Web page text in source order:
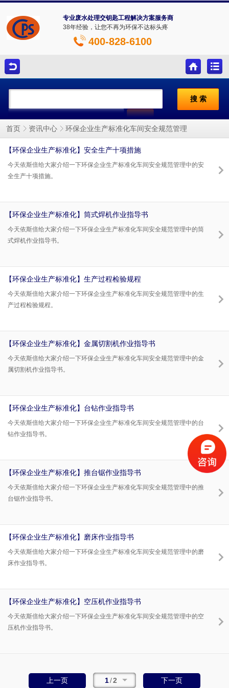
专业废水处理交钥匙工程解决方案服务商
38年经验，让您不再为环保不达标头疼
400-828-6100
首页 资讯中心 环保企业生产标准化车间安全规范管理
【环保企业生产标准化】安全生产十项措施
今天依斯倍给大家介绍一下环保企业生产标准化车间安全规范管理中的安
全生产十项措施。
【环保企业生产标准化】筒式焊机作业指导书
今天依斯倍给大家介绍一下环保企业生产标准化车间安全规范管理中的筒
式焊机作业指导书。
【环保企业生产标准化】生产过程检验规程
今天依斯倍给大家介绍一下环保企业生产标准化车间安全规范管理中的生
产过程检验规程。
【环保企业生产标准化】金属切割机作业指导书
今天依斯倍给大家介绍一下环保企业生产标准化车间安全规范管理中的金
属切割机作业指导书。
【环保企业生产标准化】台钻作业指导书
今天依斯倍给大家介绍一下环保企业生产标准化车间安全规范管理中的台
钻作业指导书。
【环保企业生产标准化】推台锯作业指导书
今天依斯倍给大家介绍一下环保企业生产标准化车间安全规范管理中的推
台锯作业指导书。
【环保企业生产标准化】磨床作业指导书
今天依斯倍给大家介绍一下环保企业生产标准化车间安全规范管理中的磨
床作业指导书。
【环保企业生产标准化】空压机作业指导书
今天依斯倍给大家介绍一下环保企业生产标准化车间安全规范管理中的空
压机作业指导书。
上一页 1/2 下一页